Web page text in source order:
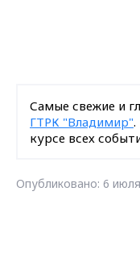
Самые свежие и
ГТРК "Владимир".
курсе всех
Опубликовано: 6